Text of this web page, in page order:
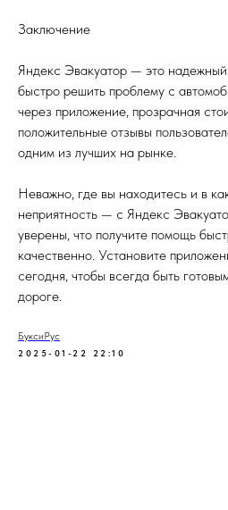
Заключение
Яндекс Эвакуатор — это
быстро решить проблему с
через приложение, прозрачная
положительные отзывы
одним из лучших на рынке.
Неважно, где вы находитесь и в
неприятность — с Яндекс
уверены, что получите помощь
качественно. Установите
сегодня, чтобы всегда быть
дороге.
БуксиРус
2025-01-22 22:10